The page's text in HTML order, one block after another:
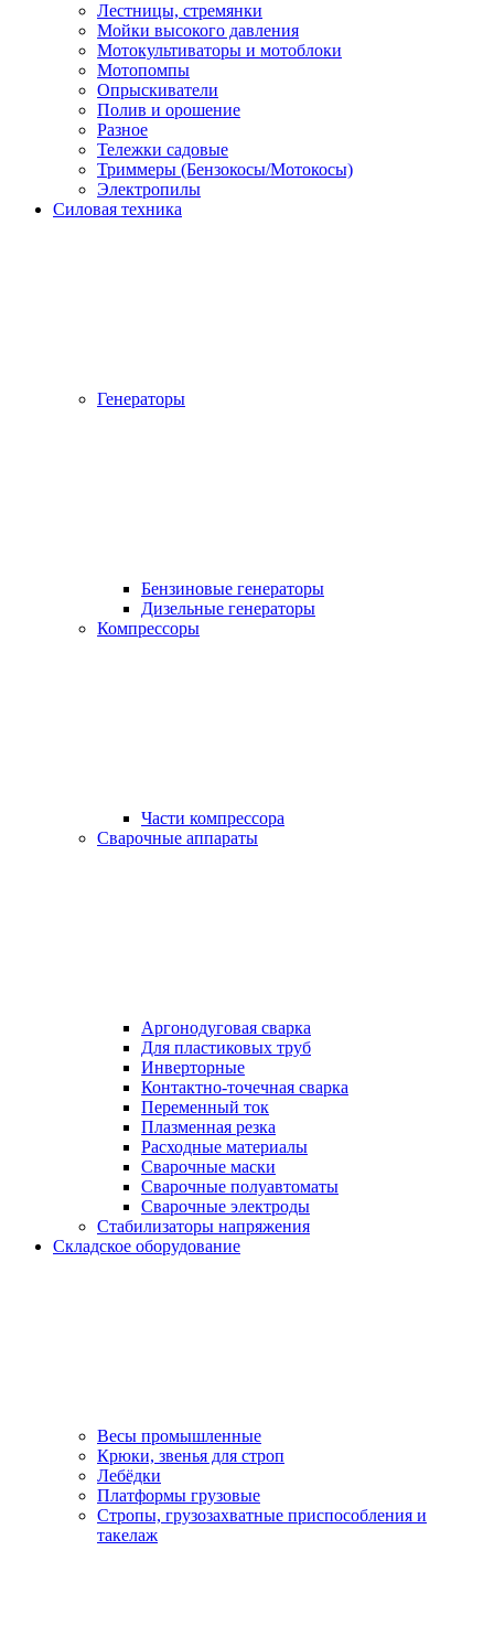
Лестницы, стремянки
Мойки высокого давления
Мотокультиваторы и мотоблоки
Мотопомпы
Опрыскиватели
Полив и орошение
Разное
Тележки садовые
Триммеры (Бензокосы/Мотокосы)
Электропилы
Силовая техника
Генераторы
Бензиновые генераторы
Дизельные генераторы
Компрессоры
Части компрессора
Сварочные аппараты
Аргонодуговая сварка
Для пластиковых труб
Инверторные
Контактно-точечная сварка
Переменный ток
Плазменная резка
Расходные материалы
Сварочные маски
Сварочные полуавтоматы
Сварочные электроды
Стабилизаторы напряжения
Складское оборудование
Весы промышленные
Крюки, звенья для строп
Лебёдки
Платформы грузовые
Стропы, грузозахватные приспособления и
такелаж